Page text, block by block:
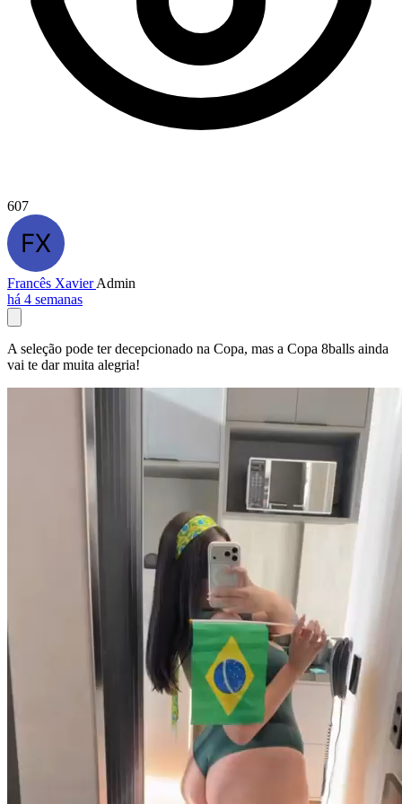
607
Francês XavierAdmin
há 4 semanas
A seleção pode ter decepcionado na Copa, mas a Copa 8balls ainda
vai te dar muita alegria!